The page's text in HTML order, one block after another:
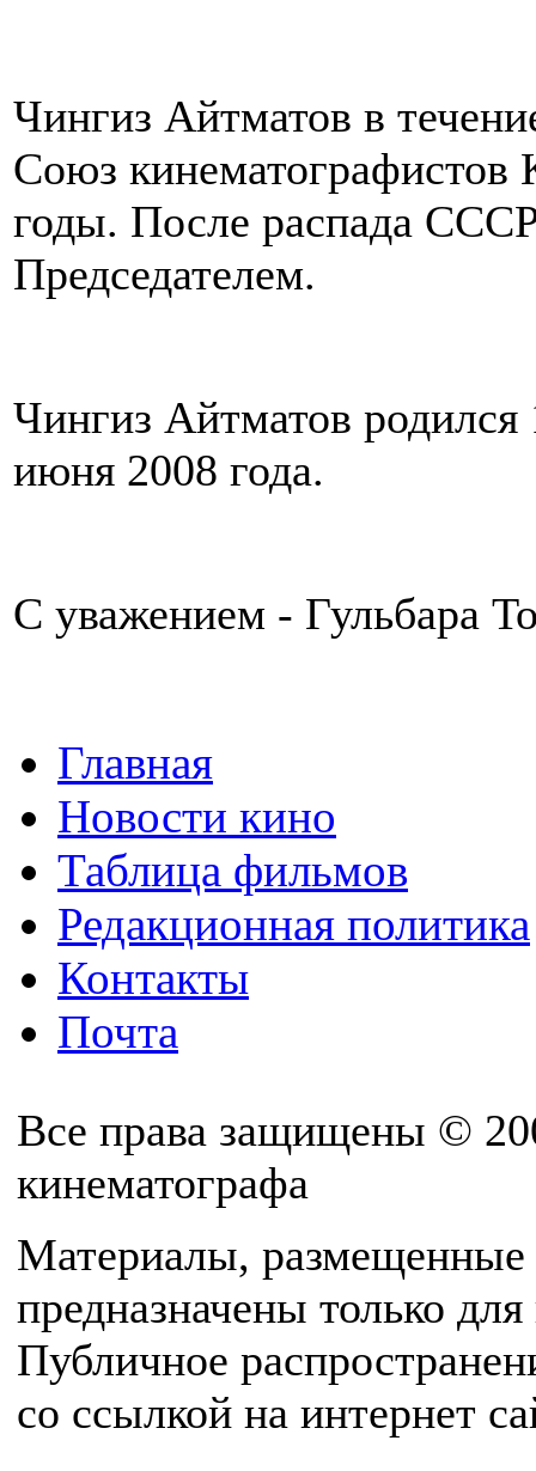
Чингиз Айтматов в
Союз кинематографистов
годы. После распада
Председателем.
Чингиз Айтматов родился
июня 2008 года.
С уважением - Гульбара
Главная
Новости кино
Таблица фильмов
Редакционная политика
Контакты
Почта
Все права защищены ©
кинематографа
Материалы, размещенные
предназначены только
Публичное
со ссылкой на интернет